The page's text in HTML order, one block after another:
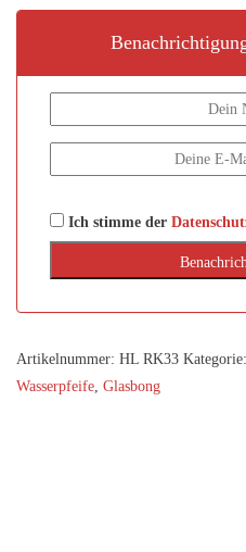
Ich stimme der
Artikelnummer: HL RK33 Kategorie:
Wasserpfeife Glasbong